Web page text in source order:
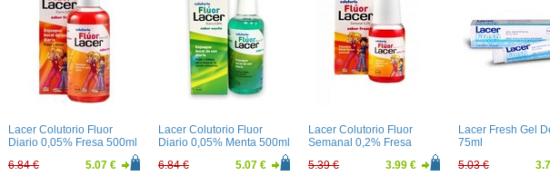
Lacer Colutorio Fluor
Diario 0,05% Fresa 500ml
6.84 €
5.07 €
Lacer Colutorio Fluor
Diario 0,05% Menta 500ml
6.84 €
5.07 €
Lacer Colutorio Fluor
Semanal 0,2% Fresa
5.39 € 3.99 €
Lacer Fresh Gel
75ml
5.03 €